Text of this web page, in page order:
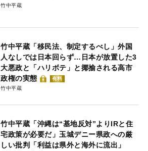
竹中平蔵
竹中平蔵「移民法、制定するべし」外国
人なしでは日本回らず…日本が放置した3
大悪政と「ハリボテ」と揶揄される高市
政権の実態
有料
竹中平蔵
竹中平蔵「沖縄は“基地反対”よりIRと住
宅政策が必要だ」玉城デニー県政への厳
しい批判「利益は県外と海外に流出」